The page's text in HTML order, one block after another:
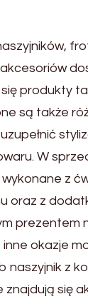
produkty
są także
W
z
oraz z
prezentem
okazje
naszyjnik z
znajdują się